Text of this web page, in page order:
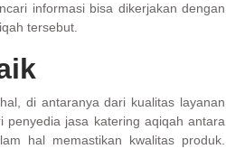
informasi bisa dikerjakan dengan
tersebut.
di antaranya dari kualitas layanan
jasa katering aqiqah antara
hal memastikan kwalitas produk.